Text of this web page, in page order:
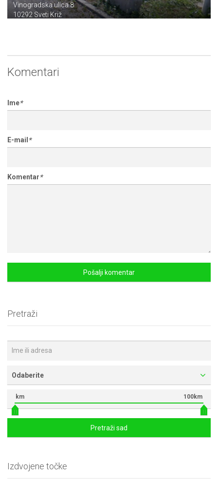
Vinogradska ulica 8
10292 Sveti Križ
Komentari
Ime*
E-mail *
Komentar*
Pretraži
Odaberite
km 100km
Pretraži sad
Izdvojene točke